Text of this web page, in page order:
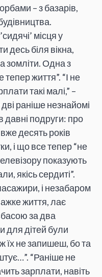
– з базарів,
місця у
десь біля вікна,
зомліти. Одна з
тепер життя”. “І не
такі малі,” –
раніше незнайомі
давні подруги: про
десять років
і що все тепер “не
показують
якісь сердиті”.
і незабаром
життя, лає
за два
для дітей були
їх не запишеш, бо та
“Раніше не
зарплати, навіть